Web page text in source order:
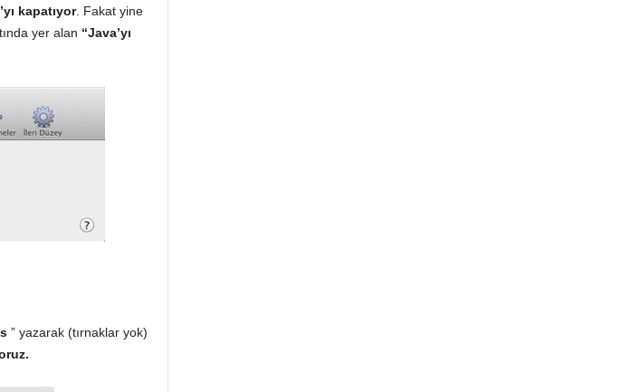
kapatıyor. Fakat yine
yer alan “Java’yı
” yazarak (tırnaklar yok)